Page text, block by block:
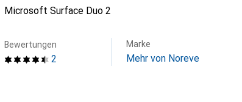
Microsoft Surface Duo 2
2
Bewertungen Marke
Mehr von Noreve